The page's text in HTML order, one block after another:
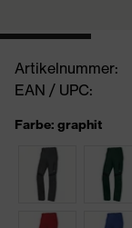
Artikelnummer:
EAN / UPC:
Farbe: graphit